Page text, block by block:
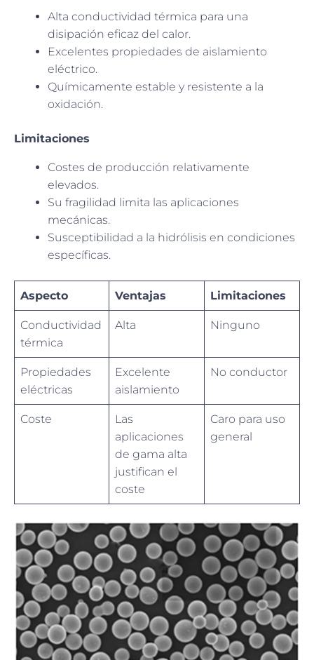
Alta conductividad térmica para una
disipación eficaz del calor.
Excelentes propiedades de aislamiento
eléctrico.
Químicamente estable y resistente a la
oxidación.
Limitaciones
Costes de producción relativamente
elevados.
Su fragilidad limita las aplicaciones
mecánicas.
Susceptibilidad a la hidrólisis en condiciones
específicas.
Aspecto Ventajas Limitaciones
Conductividad
térmica
Alta Ninguno
Propiedades
eléctricas
Excelente
aislamiento
No conductor
Coste
Las
aplicaciones
de gama alta
justifican el
coste
Caro para uso
general